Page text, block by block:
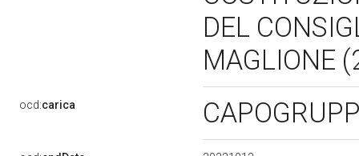
DEL
MAGLIONE
ocd:carica